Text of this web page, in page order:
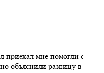
приехал мне помогли с
объяснили разницу в